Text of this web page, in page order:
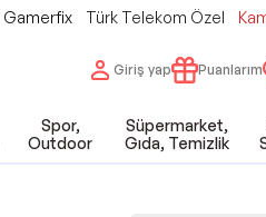
Gamerfix Türk Telekom Özel
Giriş yap Puanlarım
Spor,
Outdoor
Süpermarket,
Gıda, Temizlik